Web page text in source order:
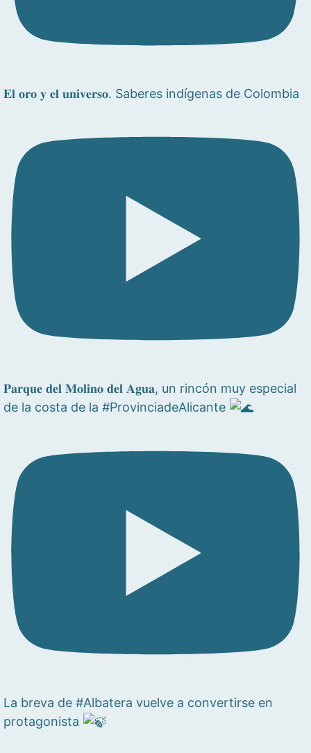
𝐄𝐥 𝐨𝐫𝐨 𝐲 𝐞𝐥 𝐮𝐧𝐢𝐯𝐞𝐫𝐬𝐨. Saberes indígenas de Colombia
𝐏𝐚𝐫𝐪𝐮𝐞 𝐝𝐞𝐥 𝐌𝐨𝐥𝐢𝐧𝐨 𝐝𝐞𝐥 𝐀𝐠𝐮𝐚, un rincón muy especial
de la costa de la #ProvinciadeAlicante
La breva de #Albatera vuelve a convertirse en
protagonista